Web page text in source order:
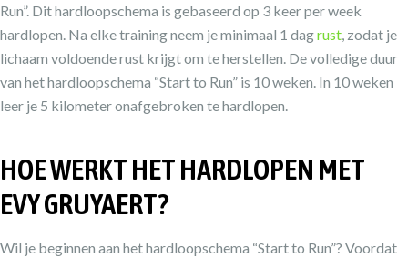
Run”. Dit hardloopschema is gebaseerd op 3 keer per week
hardlopen. Na elke training neem je minimaal 1 dagrust , zodat je
lichaam voldoende rust krijgt om te herstellen. De volledige duur
van het hardloopschema “Start to Run” is 10 weken. In 10 weken
leer je 5 kilometer onafgebroken te hardlopen.
HOE WERKT HET HARDLOPEN MET
EVY GRUYAERT?
Wil je beginnen aan het hardloopschema “Start to Run”? Voordat